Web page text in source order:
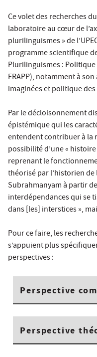
Ce volet des recherches
laboratoire au cœur de
plurilinguismes » de
programme scientifique
Plurilinguismes : Politique
FRAPP), notamment à
imaginées et politique des
Par le décloisonnement
épistémique qui les
entendent contribuer à la
possibilité d’une «
reprenant le
théorisé par l’historien
Subrahmanyam à partir
interdépendances qui se
dans [les] interstices »,
Pour ce faire, les
s’appuient plus
perspectives :
Perspective
Perspective